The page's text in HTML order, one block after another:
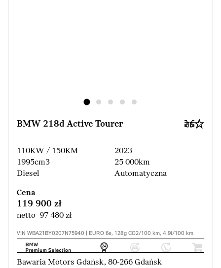
BMW 218d Active Tourer
110KW / 150KM
1995cm3
Diesel
2023
25 000km
Automatyczna
Cena
119 900 zł
netto 97 480 zł
VIN WBA21BY0207N75940 | EURO 6e, 128g CO2/100 km, 4.9l/100 km
Bawaria Motors Gdańsk, 80-266 Gdańsk